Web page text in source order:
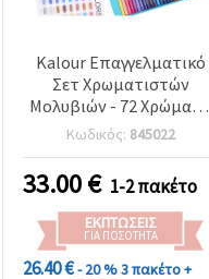
Kalour Επαγγελματικό
Σετ Χρωματιστών
Μολυβιών - 72 Χρώματα
με Χρωματολόγιο σε
Μεταλλική Κασετίνα
Κωδικός: 845022
33.00€ 1-2 πακέτο
ΕΚΠΤΏΣΕΙΣ
ΓΙΑ ΠΟΣΌΤΗΤΑ
26.40 €- 20 %3 πακέτο +